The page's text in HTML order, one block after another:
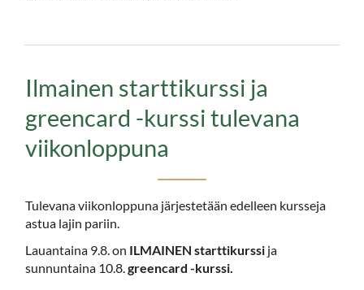
Ilmainen starttikurssi ja
greencard -kurssi tulevana
viikonloppuna
Tulevana viikonloppuna järjestetään edelleen kursseja
astua lajin pariin.
Lauantaina 9.8. on ILMAINEN starttikurssi ja
sunnuntaina 10.8.greencard -kurssi.